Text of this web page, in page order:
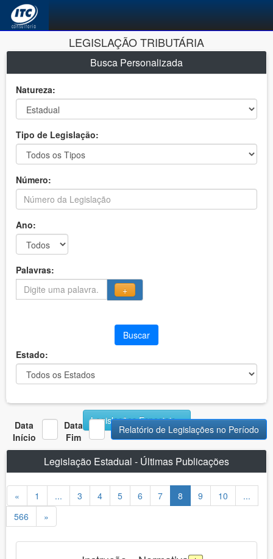
LEGISLAÇÃO TRIBUTÁRIA
Busca Personalizada
Natureza:
Tipo de Legislação:
Número:
Ano:
Palavras:
+
Buscar
Estado:
Legislações Especiais
Data
Início
Data
Fim
Relatório de Legislações no Período
Legislação Estadual - Últimas Publicações
« 1 ... 3 4 5 6 7 8 9 10
...
566
»